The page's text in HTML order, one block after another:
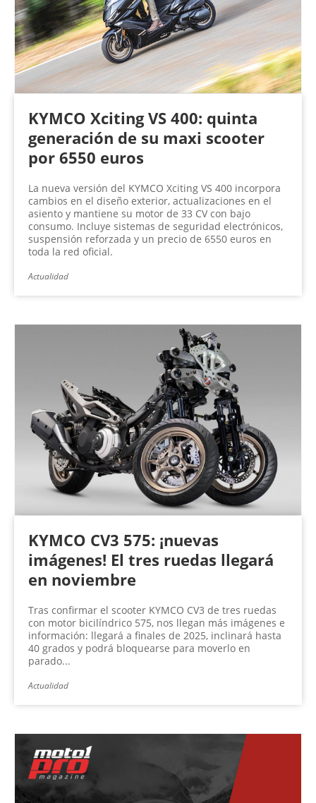
KYMCO Xciting VS 400: quinta
generación de su maxi scooter
por 6550 euros
La nueva versión del KYMCO Xciting VS 400 incorpora
cambios en el diseño exterior, actualizaciones en el
asiento y mantiene su motor de 33 CV con bajo
consumo. Incluye sistemas de seguridad electrónicos,
suspensión reforzada y un precio de 6550 euros en
toda la red oficial.
Actualidad
KYMCO CV3 575: ¡nuevas
imágenes! El tres ruedas llegará
en noviembre
Tras confirmar el scooter KYMCO CV3 de tres ruedas
con motor bicilíndrico 575, nos llegan más imágenes e
información: llegará a finales de 2025, inclinará hasta
40 grados y podrá bloquearse para moverlo en
parado...
Actualidad